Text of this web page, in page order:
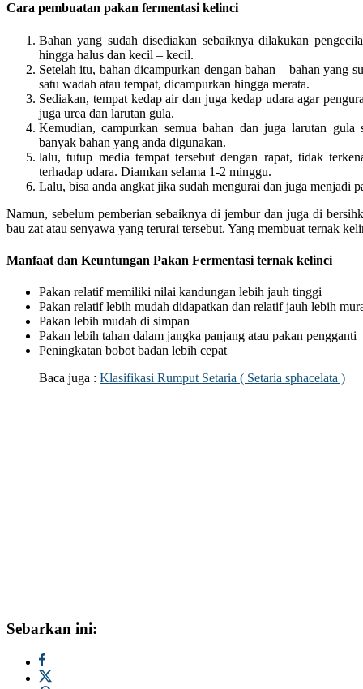
Cara pembuatan pakan fermentasi kelinci
Bahan yang sudah disediakan sebaiknya dilakukan
hingga halus dan kecil – kecil.
Setelah itu, bahan dicampurkan dengan bahan – bahan yang
satu wadah atau tempat, dicampurkan hingga merata.
Sediakan, tempat kedap air dan juga kedap udara agar
juga urea dan larutan gula.
Kemudian, campurkan semua bahan dan juga larutan
banyak bahan yang anda digunakan.
lalu, tutup media tempat tersebut dengan rapat, tidak
terhadap udara. Diamkan selama 1-2 minggu.
Lalu, bisa anda angkat jika sudah mengurai dan juga menjadi
Namun, sebelum pemberian sebaiknya di jembur dan juga di
bau zat atau senyawa yang terurai tersebut. Yang membuat ternak
Manfaat dan Keuntungan Pakan Fermentasi ternak kelinci
Pakan relatif memiliki nilai kandungan lebih jauh tinggi
Pakan relatif lebih mudah didapatkan dan relatif jauh lebih
Pakan lebih mudah di simpan
Pakan lebih tahan dalam jangka panjang atau pakan pengganti
Peningkatan bobot badan lebih cepat
Baca juga : Klasifikasi Rumput Setaria ( Setaria sphacelata )
Sebarkan ini: